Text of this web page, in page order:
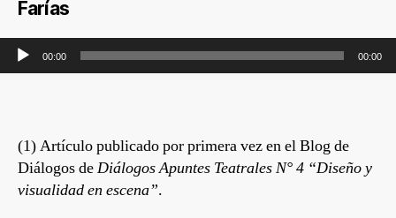
Farías
Reproductor de audio
00:00 00:00
(1) Artículo publicado por primera vez en el Blog de
Diálogos deDiálogos Apuntes TeatralesN° 4 “Diseño y
visualidad en escena”.